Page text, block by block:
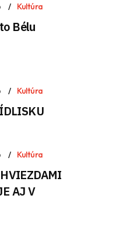
Kultúra
Bélu
Kultúra
Kultúra
AJ V